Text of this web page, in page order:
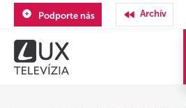
Podporte nás Archív